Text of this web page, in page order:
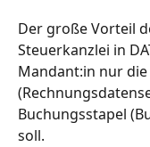
Der große Vorteil
Steuerkanzlei in
Mandant:in nur
Buchungsstapel
soll.